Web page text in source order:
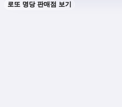
로또 명당 판매점 보기